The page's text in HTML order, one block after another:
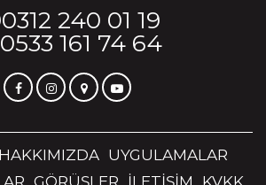
240 01 19
161 74 64
HAKKIMIZDA UYGULAMALAR
GÖRÜŞLER İLETİŞİM KVKK